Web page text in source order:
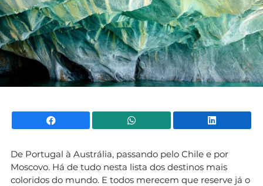
Facebook WhatsApp
De Portugal à Austrália, passando pelo Chile e por
Moscovo. Há de tudo nesta lista dos destinos mais
coloridos do mundo. E todos merecem que reserve já o